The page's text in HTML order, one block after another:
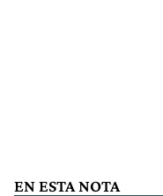
EN ESTA NOTA